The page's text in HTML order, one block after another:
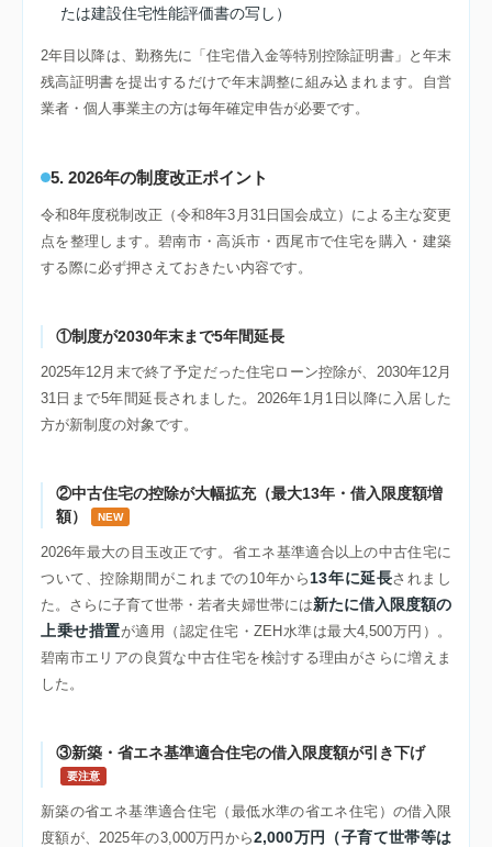
たは建設住宅性能評価書の写し）
2年目以降は、勤務先に「住宅借入金等特別控除証明書」と年末
残高証明書を提出するだけで年末調整に組み込まれます。自営
業者・個人事業主の方は毎年確定申告が必要です。
5. 2026年の制度改正ポイント
令和8年度税制改正（令和8年3月31日国会成立）による主な変更
点を整理します。碧南市・高浜市・西尾市で住宅を購入・建築
する際に必ず押さえておきたい内容です。
①制度が2030年末まで5年間延長
2025年12月末で終了予定だった住宅ローン控除が、2030年12月
31日まで5年間延長されました。2026年1月1日以降に入居した
方が新制度の対象です。
②中古住宅の控除が大幅拡充（最大13年・借入限度額増
額）
NEW
2026年最大の目玉改正です。省エネ基準適合以上の中古住宅に
ついて、控除期間がこれまでの10年から 13年に延長されまし
た。さらに子育て世帯・若者夫婦世帯には新たに借入限度額の
上乗せ措置が適用（認定住宅・ZEH水準は最大4,500万円）。
碧南市エリアの良質な中古住宅を検討する理由がさらに増えま
した。
③新築・省エネ基準適合住宅の借入限度額が引き下げ
要注意
新築の省エネ基準適合住宅（最低水準の省エネ住宅）の借入限
度額が、2025年の3,000万円から2,000万円（子育て世帯等は